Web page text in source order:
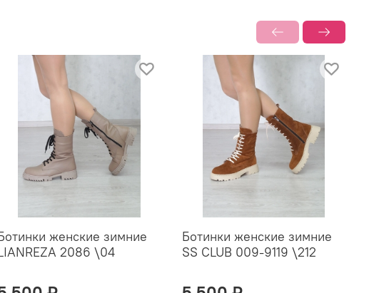
женские зимние
2086 \04
Ботинки женские зимние
SS CLUB 009-9119 \212